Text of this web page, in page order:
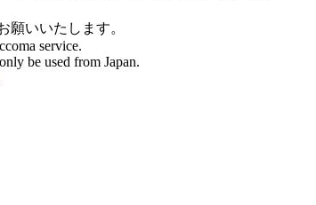
願いいたします。
service.
be used from Japan.